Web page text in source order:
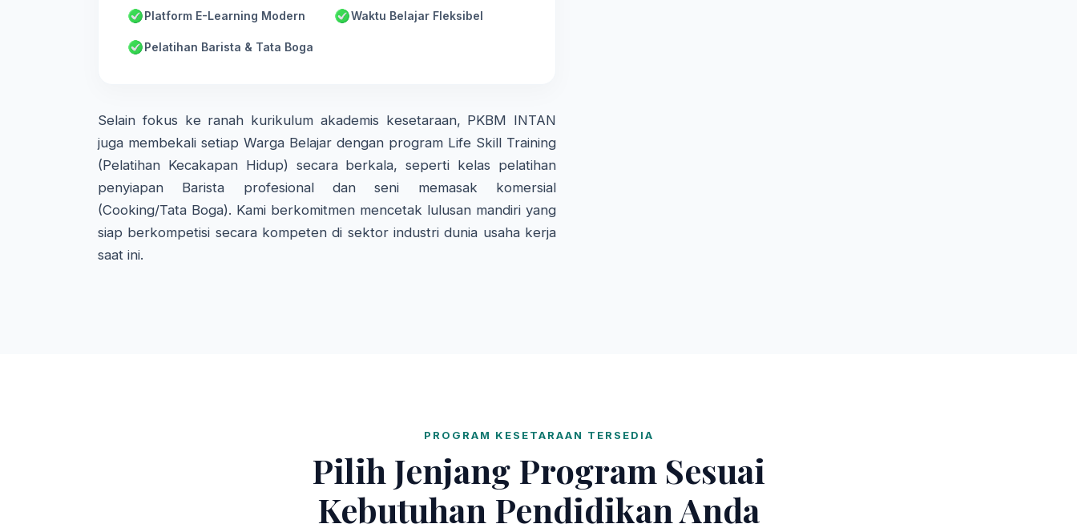
Platform E-Learning Modern Waktu Belajar Fleksibel
Pelatihan Barista & Tata Boga
Selain fokus ke ranah kurikulum akademis kesetaraan, PKBM INTAN
juga membekali setiap Warga Belajar dengan program Life Skill Training
(Pelatihan Kecakapan Hidup) secara berkala, seperti kelas pelatihan
penyiapan Barista profesional dan seni memasak komersial
(Cooking/Tata Boga). Kami berkomitmen mencetak lulusan mandiri yang
siap berkompetisi secara kompeten di sektor industri dunia usaha kerja
saat ini.
PROGRAM KESETARAAN TERSEDIA
Pilih Jenjang Program Sesuai
Kebutuhan Pendidikan Anda